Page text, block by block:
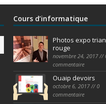
Cours d’informatique
Photos expo
rouge
novembre 24, 2017 //
commentaire
Ouaip devoirs
octobre 6, 2017 // 0
commentaire